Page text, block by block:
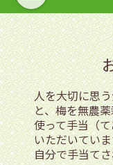
人を大切に思
と、梅を無農
使って手当（
いただいてい
自分で手当て